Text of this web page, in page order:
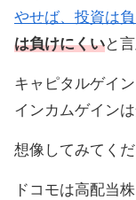
やせば、投資は
は負けにくいと
キャピタルゲイ
インカムゲイン
想像してみてくだ
ドコモは高配当